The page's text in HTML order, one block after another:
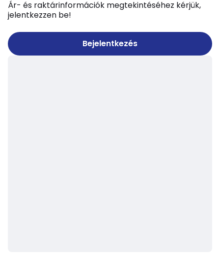
Ár- és raktárinformációk megtekintéséhez kérjük,
jelentkezzen be!
Bejelentkezés